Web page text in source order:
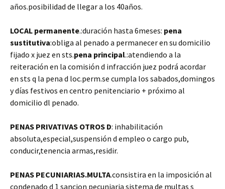
años.posibilidad de llegar a los 40años.
LOCAL permanente.:duración hasta 6meses: pena
sustitutiva:obliga al penado a permanecer en su domicilio
fijado x juez en sts.pena principal.:atendiendo a la
reiteración en la comisión d infracción juez podrá acordar
en sts q la pena d loc.perm.se cumpla los sabados,domingos
y días festivos en centro penitenciario + próximo al
domicilio dl penado.
PENAS PRIVATIVAS OTROS D: inhabilitación
absoluta,especial,suspensión d empleo o cargo pub,
conducir,tenencia armas,residir.
PENAS PECUNIARIAS.MULTA.consistira en la imposición al
condenado d 1 sancion pecuniaria sistema de multas s